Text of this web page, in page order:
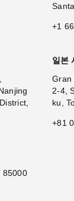
+1
일본
Gran
2-4,
ku,
+81
85000